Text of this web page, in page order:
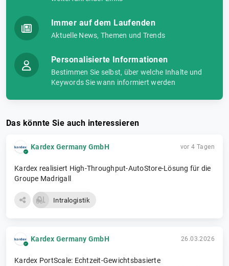
Immer auf dem Laufenden
Aktuelle News, Themen und Trends
Personalisierte Informationen
Bestimmen Sie selbst, über welche Inhalte und
Keywords Sie wann informiert werden
Das könnte Sie auch interessieren
Kardex Germany GmbH vor 4 Tagen
Kardex realisiert High-Throughput-AutoStore-Lösung für die
Groupe Madrigall
Intralogistik
Kardex Germany GmbH 26.03.2026
Kardex PortScale: Echtzeit-Gewichtsbasierte